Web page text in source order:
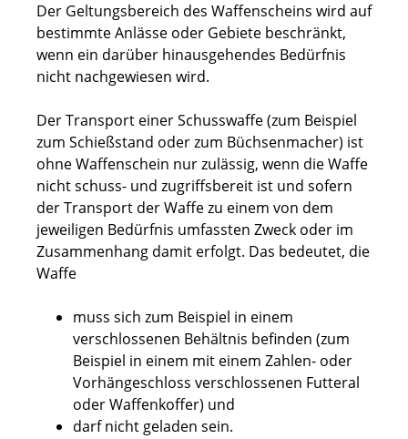
Der Geltungsbereich des Waffenscheins wird auf
bestimmte Anlässe oder Gebiete beschränkt,
wenn ein darüber hinausgehendes Bedürfnis
nicht nachgewiesen wird.
Der Transport einer Schusswaffe (zum Beispiel
zum Schießstand oder zum Büchsenmacher) ist
ohne Waffenschein nur zulässig, wenn die Waffe
nicht schuss- und zugriffsbereit ist und sofern
der Transport der Waffe zu einem von dem
jeweiligen Bedürfnis umfassten Zweck oder im
Zusammenhang damit erfolgt. Das bedeutet, die
Waffe
muss sich zum Beispiel in einem
verschlossenen Behältnis befinden (zum
Beispiel in einem mit einem Zahlen- oder
Vorhängeschloss verschlossenen Futteral
oder Waffenkoffer) und
darf nicht geladen sein.